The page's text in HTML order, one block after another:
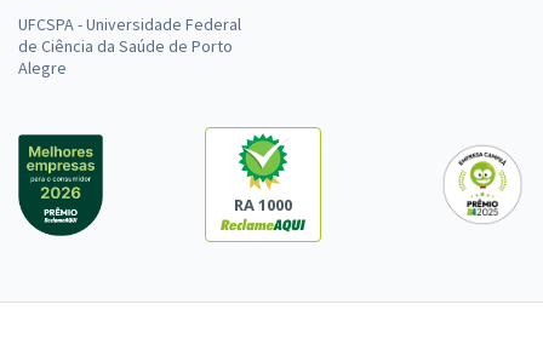
UFCSPA - Universidade Federal
de Ciência da Saúde de Porto
Alegre
RA 1000